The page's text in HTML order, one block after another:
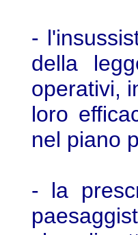
-
della
operativi,
loro
nel piano
- la